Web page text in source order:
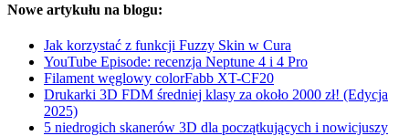
Nowe artykułu na blogu:
Jak korzystać z funkcji Fuzzy Skin w Cura
YouTube Episode: recenzja Neptune 4 i 4 Pro
Filament węglowy colorFabb XT-CF20
Drukarki 3D FDM średniej klasy za około 2000 zł! (Edycja
2025)
5 niedrogich skanerów 3D dla początkujących i nowicjuszy